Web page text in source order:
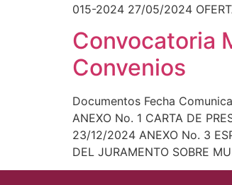
015-2024 27/05/2024
Convocatoria
Convenios
Documentos Fecha
ANEXO No. 1 CARTA DE
23/12/2024 ANEXO No. 3
DEL JURAMENTO SOBRE